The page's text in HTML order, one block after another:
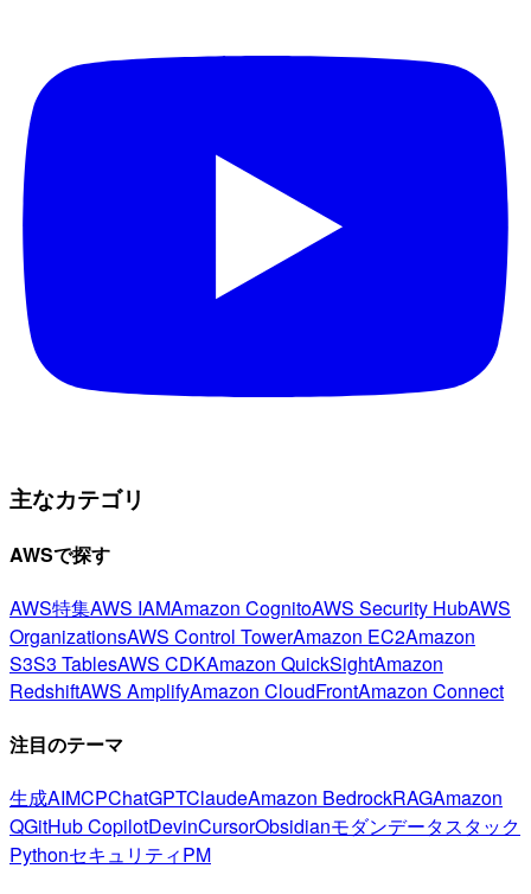
主なカテゴリ
AWSで探す
AWS特集AWS IAMAmazon CognitoAWS Security HubAWS
OrganizationsAWS Control TowerAmazon EC2Amazon
S3S3 TablesAWS CDKAmazon QuickSightAmazon
RedshiftAWS AmplifyAmazon CloudFrontAmazon Connect
注目のテーマ
生成AIMCPChatGPTClaudeAmazon BedrockRAGAmazon
QGitHub CopilotDevinCursorObsidianモダンデータスタック
PythonセキュリティPM